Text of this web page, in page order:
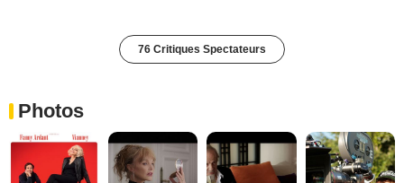
76 Critiques Spectateurs
Photos